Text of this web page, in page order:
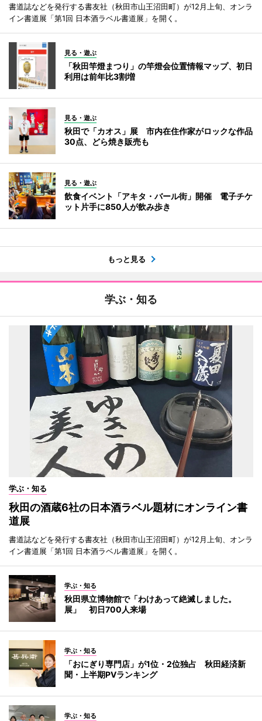
書道誌などを発行する書友社（秋田市山王沼田町）が12月上旬、オンラ
イン書道展「第1回 日本酒ラベル書道展」を開く。
見る・遊ぶ
「秋田竿燈まつり」の竿燈会位置情報マップ、初日
利用は前年比3割増
見る・遊ぶ
秋田で「カオス」展 市内在住作家がロックな作品
30点、どら焼き販売も
見る・遊ぶ
飲食イベント「アキタ・バール街」開催 電子チケ
ット片手に850人が飲み歩き
もっと見る
学ぶ・知る
学ぶ・知る
秋田の酒蔵6社の日本酒ラベル題材にオンライン書
道展
書道誌などを発行する書友社（秋田市山王沼田町）が12月上旬、オンラ
イン書道展「第1回 日本酒ラベル書道展」を開く。
学ぶ・知る
秋田県立博物館で「わけあって絶滅しました。
展」 初日700人来場
学ぶ・知る
「おにぎり専門店」が1位・2位独占 秋田経済新
聞・上半期PVランキング
学ぶ・知る